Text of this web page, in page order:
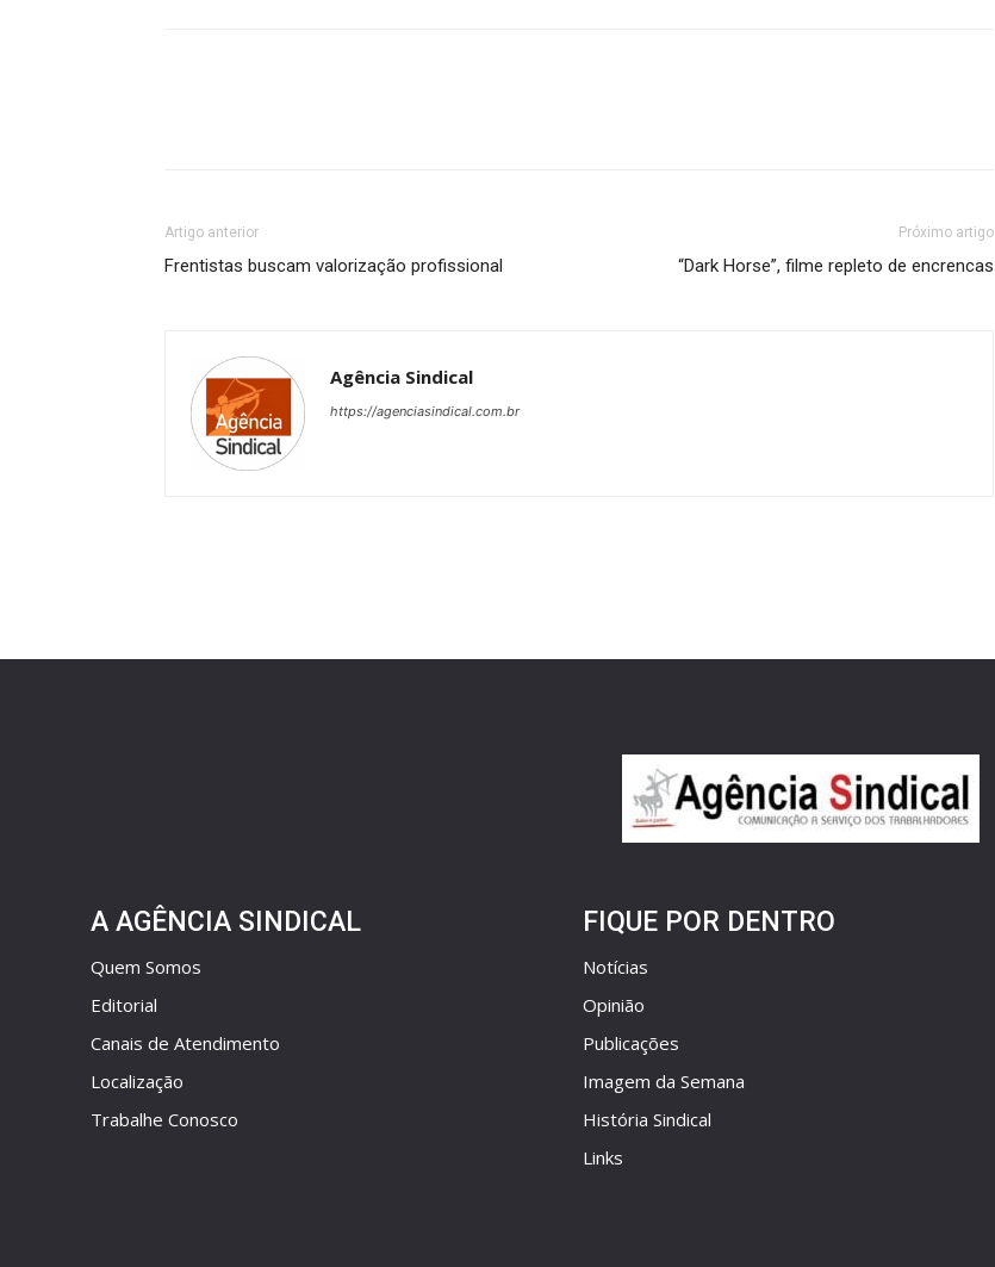
Artigo anterior
Frentistas buscam valorização profissional
Próximo artigo
“Dark Horse”, filme repleto de encrencas
Agência Sindical
https://agenciasindical.com.br
A AGÊNCIA SINDICAL
Quem Somos
Editorial
Canais de Atendimento
Localização
Trabalhe Conosco
FIQUE POR DENTRO
Notícias
Opinião
Publicações
Imagem da Semana
História Sindical
Links